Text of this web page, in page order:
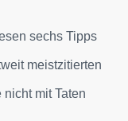
sechs Tipps
meistzitierten
mit Taten